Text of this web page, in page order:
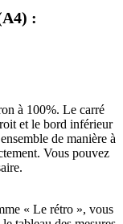
:
à 100%. Le carré
et le bord inférieur
de manière à
Vous pouvez
« Le rétro », vous